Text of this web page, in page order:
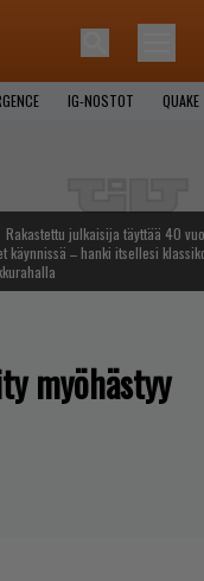
IG-NOSTOT QUAKE
Rakastettu julkaisija täyttää 40
käynnissä – hanki itsellesi
myöhästyy